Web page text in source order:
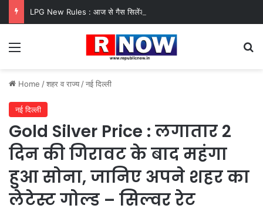
Menu
Home /शहर व राज्य /नई दिल्ली
नई दिल्ली
Gold Silver Price : लगातार 2
दिन की गिरावट के बाद महंगा
हुआ सोना, जानिए अपने शहर का
लेटेस्ट गोल्ड – सिल्वर रेट